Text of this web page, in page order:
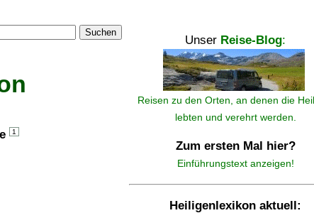
Suchen
1
Unser Reise-Blog:
Reisen zu den Orten, an denen die
lebten und verehrt werden.
Zum ersten Mal hier?
Einführungstext anzeigen!
Heiligenlexikon aktuell: